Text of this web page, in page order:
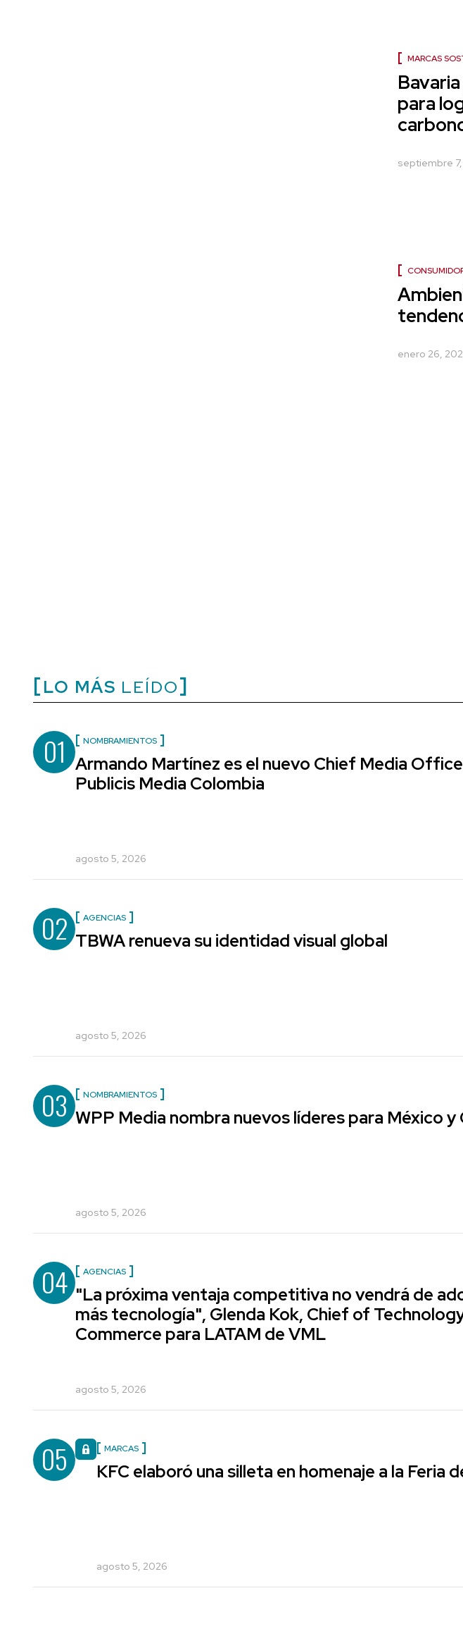
MARCAS
para
septiembre
enero 26,
LO MÁS LEÍDO
01 NOMBRAMIENTOS
Armando Martínez es el nuevo Chief Media
Publicis Media Colombia
agosto 5, 2026
02 AGENCIAS
TBWA renueva su identidad visual global
agosto 5, 2026
03 NOMBRAMIENTOS
WPP Media nombra nuevos líderes para México y
agosto 5, 2026
04 AGENCIAS
"La próxima ventaja competitiva no vendrá de
más tecnología", Glenda Kok, Chief of
Commerce para LATAM de VML
agosto 5, 2026
05 MARCAS
KFC elaboró una silleta en homenaje a la Feria
agosto 5, 2026